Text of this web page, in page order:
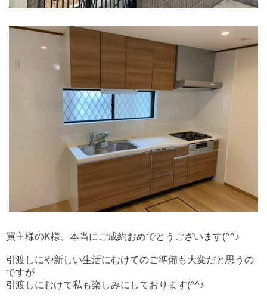
買主様のK様、本当にご成約おめでとうございます(^^♪
引渡しにや新しい生活にむけてのご準備も大変だと思うの
ですが
引渡しにむけて私も楽しみにしております(^^♪